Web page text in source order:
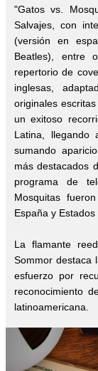
"Gatos vs.
Salvajes, con
(versión en
Beatles), entre
repertorio de
inglesas,
originales
un exitoso
Latina, llegando
sumando
más destacados
programa de
Mosquitas
España y Estados
La flamante
Sommor destaca
esfuerzo por
reconocimiento
latinoamericana.